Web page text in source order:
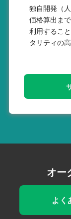
独自開発（
価格算出ま
利用するこ
タリティの
オー
よく